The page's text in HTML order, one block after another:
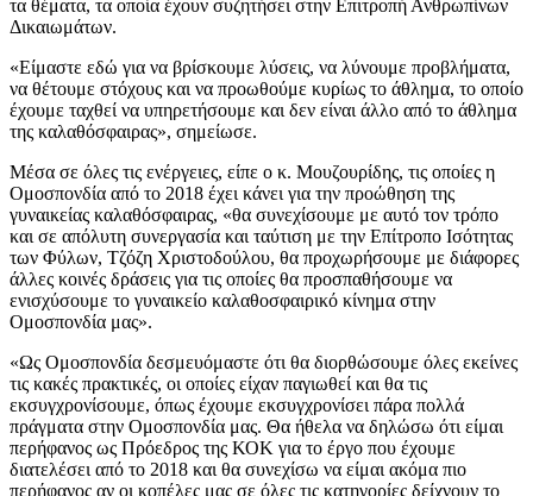
τα θέματα, τα οποία έχουν συζητήσει στην Επιτροπή Ανθρωπίνων
Δικαιωμάτων.
«Είμαστε εδώ για να βρίσκουμε λύσεις, να λύνουμε προβλήματα,
να θέτουμε στόχους και να προωθούμε κυρίως το άθλημα, το οποίο
έχουμε ταχθεί να υπηρετήσουμε και δεν είναι άλλο από το άθλημα
της καλαθόσφαιρας», σημείωσε.
Μέσα σε όλες τις ενέργειες, είπε ο κ. Μουζουρίδης, τις οποίες η
Ομοσπονδία από το 2018 έχει κάνει για την προώθηση της
γυναικείας καλαθόσφαιρας, «θα συνεχίσουμε με αυτό τον τρόπο
και σε απόλυτη συνεργασία και ταύτιση με την Επίτροπο Ισότητας
των Φύλων, Τζόζη Χριστοδούλου, θα προχωρήσουμε με διάφορες
άλλες κοινές δράσεις για τις οποίες θα προσπαθήσουμε να
ενισχύσουμε το γυναικείο καλαθοσφαιρικό κίνημα στην
Ομοσπονδία μας».
«Ως Ομοσπονδία δεσμευόμαστε ότι θα διορθώσουμε όλες εκείνες
τις κακές πρακτικές, οι οποίες είχαν παγιωθεί και θα τις
εκσυγχρονίσουμε, όπως έχουμε εκσυγχρονίσει πάρα πολλά
πράγματα στην Ομοσπονδία μας. Θα ήθελα να δηλώσω ότι είμαι
περήφανος ως Πρόεδρος της ΚΟΚ για το έργο που έχουμε
διατελέσει από το 2018 και θα συνεχίσω να είμαι ακόμα πιο
περήφανος αν οι κοπέλες μας σε όλες τις κατηγορίες δείχνουν το